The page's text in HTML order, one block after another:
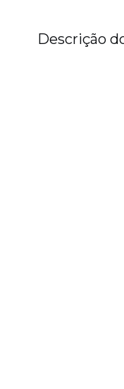
Descrição